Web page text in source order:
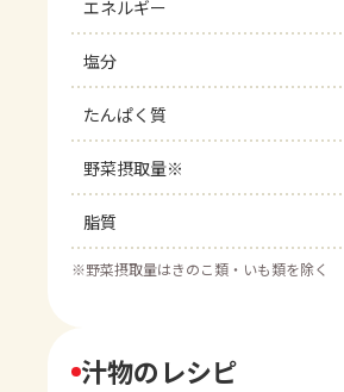
エネルギー
塩分
たんぱく質
野菜摂取量※
脂質
※野菜摂取量はきのこ類・いも類を除く
汁物のレシピ